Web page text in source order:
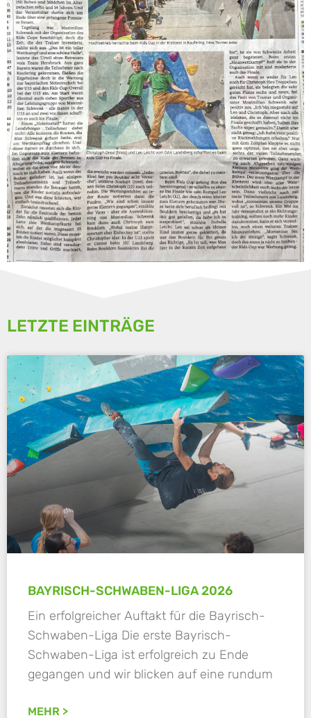
LETZTE EINTRÄGE
BAYRISCH-SCHWABEN-LIGA 2026
Ein erfolgreicher Auftakt für die Bayrisch-
Schwaben-Liga Die erste Bayrisch-
Schwaben-Liga ist erfolgreich zu Ende
gegangen und wir blicken auf eine rundum
MEHR >